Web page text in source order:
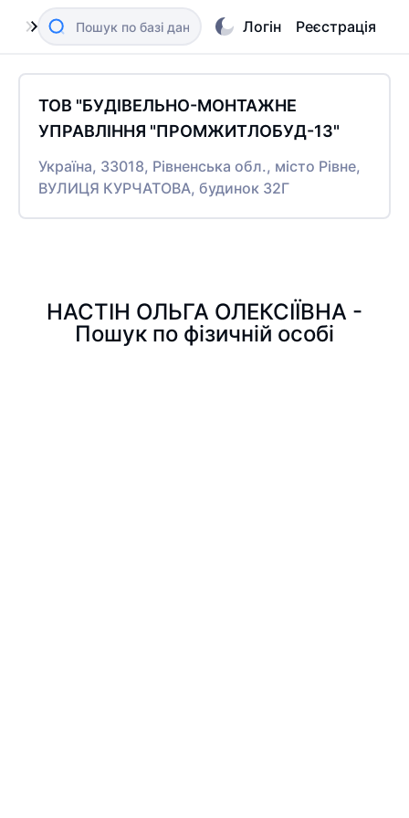
Логін Реєстрація
ТОВ "БУДІВЕЛЬНО-МОНТАЖНЕ
УПРАВЛІННЯ "ПРОМЖИТЛОБУД-13"
Україна, 33018, Рівненська обл., місто Рівне,
ВУЛИЦЯ КУРЧАТОВА, будинок 32Г
НАСТІН ОЛЬГА ОЛЕКСІЇВНА -
Пошук по фізичній особі